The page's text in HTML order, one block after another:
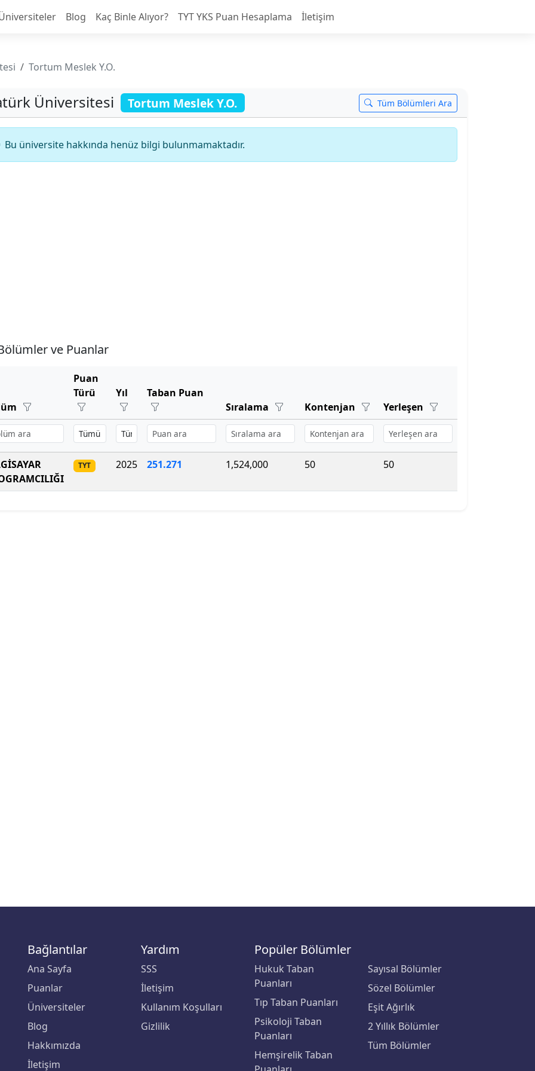
Blog Kaç Binle Alıyor? TYT YKS Puan Hesaplama İletişim
Tortum Meslek Y.O.
Üniversitesi Tortum Meslek Y.O. Tüm Bölümleri Ara
Bu üniversite hakkında henüz bilgi bulunmamaktadır.
ve Puanlar
Puan
Türü
Yıl
Taban Puan
Sıralama
Kontenjan Yerleşen
TYT 2025 251.271 1,524,000 50 50
Bağlantılar
Ana Sayfa
Puanlar
Üniversiteler
Blog
Hakkımızda
İletişim
Yardım
SSS
İletişim
Kullanım Koşulları
Gizlilik
Popüler Bölümler
Hukuk Taban
Puanları
Tıp Taban Puanları
Psikoloji Taban
Puanları
Hemşirelik Taban
Sayısal Bölümler
Sözel Bölümler
Eşit Ağırlık
2 Yıllık Bölümler
Tüm Bölümler